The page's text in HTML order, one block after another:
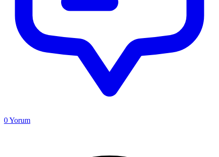
0Yorum